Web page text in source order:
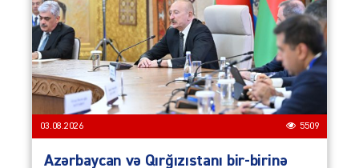
03.08.2026 5509
Azərbaycan və Qırğızıstanı bir-birinə